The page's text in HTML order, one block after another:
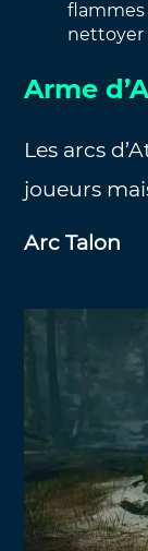
nettoyer
Arme
Les arcs
joueurs
Arc Talon